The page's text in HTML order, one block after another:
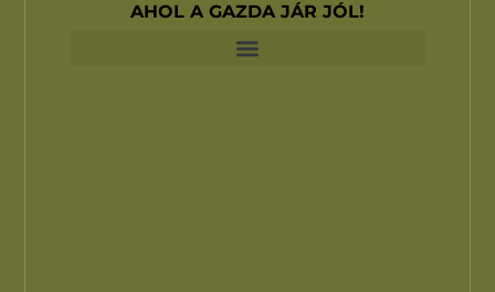
AHOL A GAZDA JÁR JÓL!